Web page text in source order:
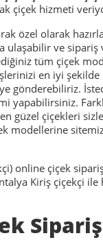
çiçek hizmeti
özel olarak
ulaşabilir ve
tüm çiçek
en iyi şekilde
gönderebiliriz.
yapabilirsiniz.
güzel çiçekleri
modellerine
online çiçek
Kiriş çiçekçi ile